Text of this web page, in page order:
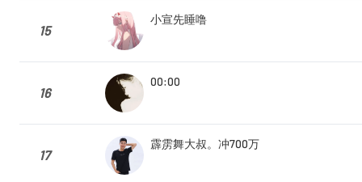
15
小宣先睡噜
16
00:00
17
霹雳舞大叔。冲700万